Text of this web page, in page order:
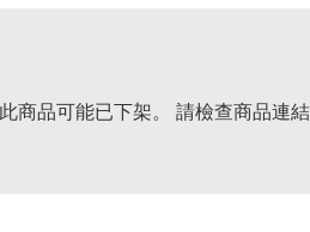
商品可能已下架。 請檢查商品連